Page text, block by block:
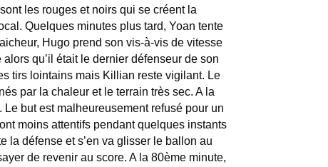
les rouges et noirs qui se créent la
Quelques minutes plus tard, Yoan tente
Hugo prend son vis-à-vis de vitesse
qu’il était le dernier défenseur de son
tirs lointains mais Killian reste vigilant. Le
par la chaleur et le terrain très sec. A la
but est malheureusement refusé pour un
moins attentifs pendant quelques instants
la défense et s’en va glisser le ballon au
de revenir au score. A la 80ème minute,